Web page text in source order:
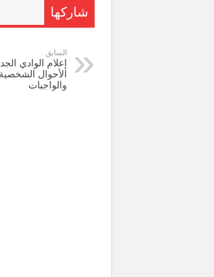
شاركها
السابق
إعلام الوادي
الأحوال
والواجبات